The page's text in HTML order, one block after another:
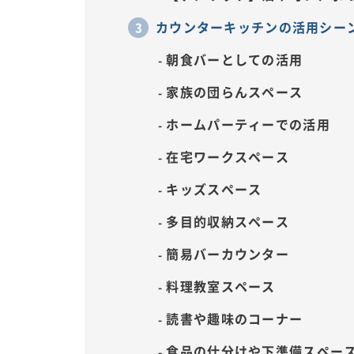
カウンターキッチンの活用シー
朝食バーとしての活用
家族の団らんスペース
ホームパーティーでの活用
在宅ワークスペース
キッズスペース
多目的収納スペース
簡易バーカウンター
料理教室スペース
読書や趣味のコーナー